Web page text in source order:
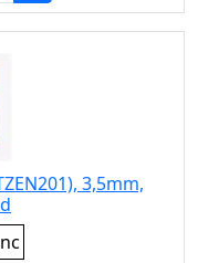
3,5mm,